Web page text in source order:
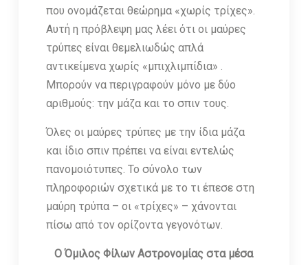
που ονομάζεται θεώρημα «χωρίς τρίχες».
Αυτή η πρόβλεψη μας λέει ότι οι μαύρες
τρύπες είναι θεμελιωδώς απλά
αντικείμενα χωρίς «μπιχλιμπίδια» .
Μπορούν να περιγραφούν μόνο με δύο
αριθμούς: την μάζα και το σπιν τους.
Όλες οι μαύρες τρύπες με την ίδια μάζα
και ίδιο σπιν πρέπει να είναι εντελώς
πανομοιότυπες. Το σύνολο των
πληροφοριών σχετικά με το τι έπεσε στη
μαύρη τρύπα – οι «τρίχες» – χάνονται
πίσω από τον ορίζοντα γεγονότων.
Ο Όμιλος Φίλων Αστρονομίας στα μέσα